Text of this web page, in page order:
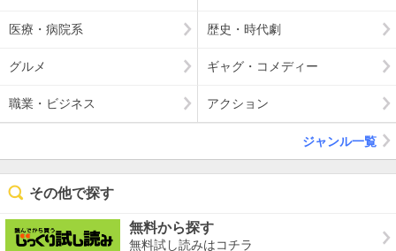
医療・病院系 歴史・時代劇
グルメ ギャグ・コメディー
職業・ビジネス アクション
ジャンル一覧
その他で探す
無料から探す
無料試し読みはコチラ